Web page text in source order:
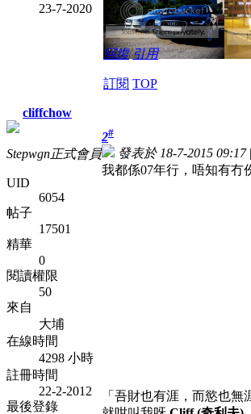
23-7-2020
回復 引用
訂閱 TOP
cliffchow
Stepwgn正式會員
UID
6054
帖子
17501
精華
0
閱讀權限
50
來自
大埔
在線時間
4298 小時
註冊時間
22-2-2012
最後登錄
2#
發表於 18-7-2015 09:17|
我都係07年行，唔知有冇
「吾財也有涯，而慾也